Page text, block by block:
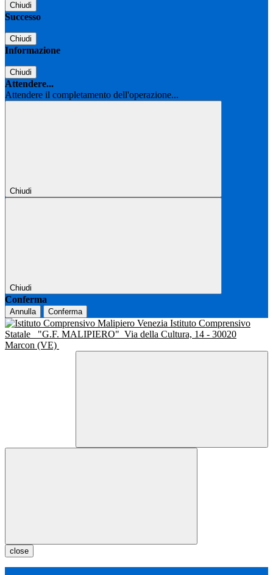
Chiudi
Successo
Chiudi
Informazione
Chiudi
Attendere...
Attendere il completamento dell'operazione...
Chiudi
Chiudi
Conferma
Annulla Conferma
Istituto Comprensivo
Statale
"G.F. MALIPIERO" Via della Cultura, 14 - 30020
Marcon (VE)
close